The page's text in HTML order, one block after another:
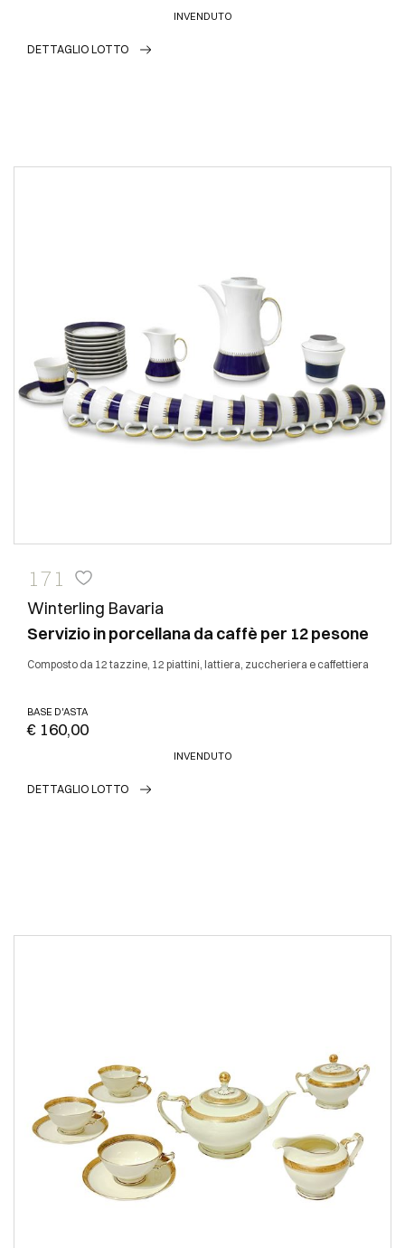
INVENDUTO
DETTAGLIO LOTTO
171
Winterling Bavaria
Servizio in porcellana da caffè per 12 pesone
Composto da 12 tazzine, 12 piattini, lattiera, zuccheriera e caffettiera
BASE D'ASTA
€ 160,00
INVENDUTO
DETTAGLIO LOTTO